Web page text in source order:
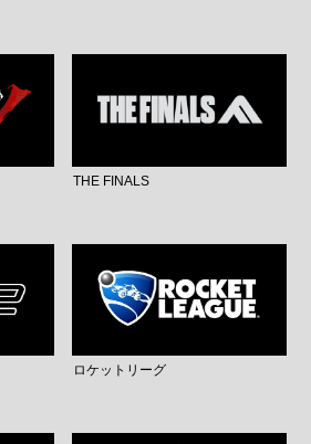
THE FINALS
ロケットリーグ